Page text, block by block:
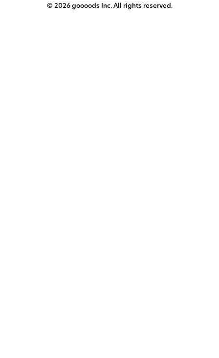
© 2026 goooods Inc. All rights reserved.